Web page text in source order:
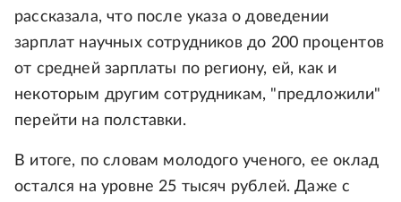
рассказала, что после указа о доведении
зарплат научных сотрудников до 200 процентов
от средней зарплаты по региону, ей, как и
некоторым другим сотрудникам, "предложили"
перейти на полставки.
В итоге, по словам молодого ученого, ее оклад
остался на уровне 25 тысяч рублей. Даже с